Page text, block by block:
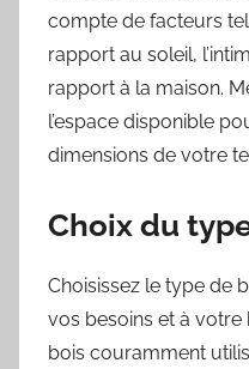
compte de facteurs
rapport au soleil,
rapport à la maison.
l’espace disponible
dimensions de votre
Choix du
Choisissez le type de
vos besoins et à votre
bois couramment